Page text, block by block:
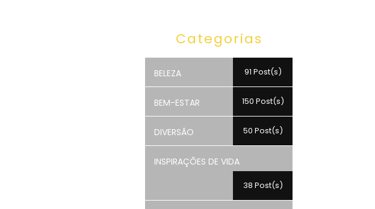
Categorias
BELEZA 91 Post(s)
BEM-ESTAR 150 Post(s)
DIVERSÃO 50 Post(s)
INSPIRAÇÕES DE VIDA
38 Post(s)